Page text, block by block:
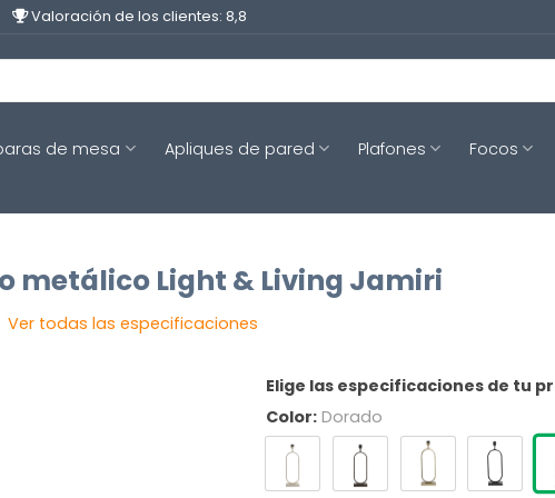
Valoración de los clientes: 8,8
de mesa Apliques de pared Plafones Focos
metálico Light & Living Jamiri
Ver todas las especificaciones
Elige las especificaciones de tu
Color: Dorado